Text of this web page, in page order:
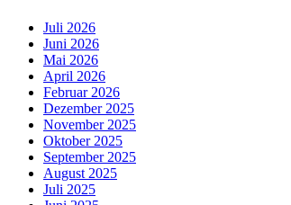
Juli 2026
Juni 2026
Mai 2026
April 2026
Februar 2026
Dezember 2025
November 2025
Oktober 2025
September 2025
August 2025
Juli 2025